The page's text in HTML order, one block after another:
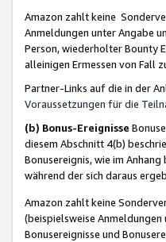
Amazon zahlt keine
Anmeldungen unter Angabe
Person, wiederholter Bounty
alleinigen Ermessen von Fall
Partner-Links auf die in der
Voraussetzungen für die
(b) Bonus-Ereignisse
diesem Abschnitt 4(b)
Bonusereignis, wie im
während der sich daraus
Amazon zahlt keine
(beispielsweise
Bonusereignisse und